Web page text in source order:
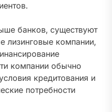
банков‚ существуют
лизинговые компании‚
компании обычно
кредитования и
потребности